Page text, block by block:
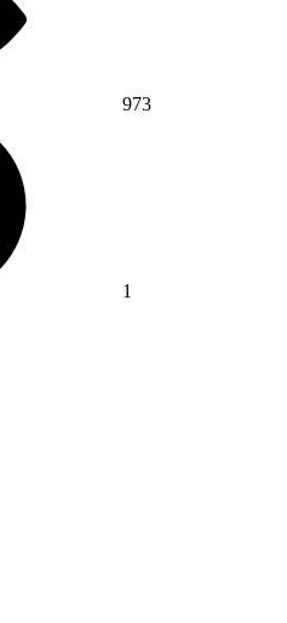
973
1